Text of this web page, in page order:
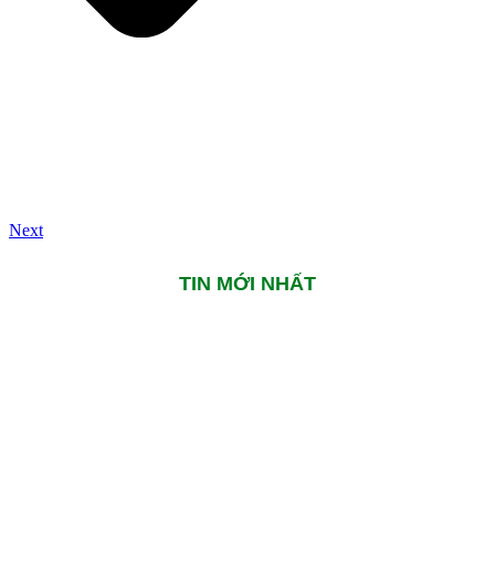
Next
TIN MỚI NHẤT